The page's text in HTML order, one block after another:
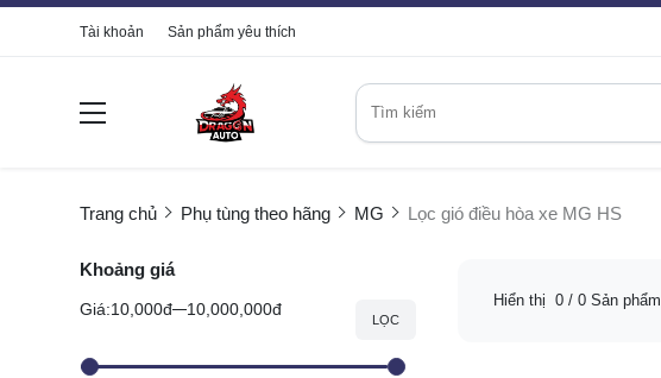
Tài khoản Sản phẩm yêu thích
Trang chủ Phụ tùng theo hãng MG Lọc gió điều hòa xe MG HS
Khoảng giá
Giá:10,000đ 10,000,000đ
LỌC
Hiển thị 0/ 0 Sản phẩm